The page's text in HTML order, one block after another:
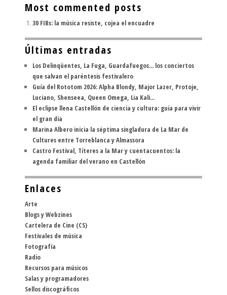
Most commented posts
30 FIBs: la música resiste, cojea el encuadre
Últimas entradas
Los Delinqüentes, La Fuga, Guardafuegos... los conciertos
que salvan el paréntesis festivalero
Guía del Rototom 2026: Alpha Blondy, Major Lazer, Protoje,
Luciano, Shenseea, Queen Omega, Lia Kali...
El eclipse llena Castellón de ciencia y cultura: guía para vivir
el gran día
Marina Albero inicia la séptima singladura de La Mar de
Cultures entre Torreblanca y Almassora
Castro Festival, Títeres a la Mar y cuentacuentos: la
agenda familiar del verano en Castellón
Enlaces
Arte
Blogs y Webzines
Cartelera de Cine (CS)
Festivales de música
Fotografía
Radio
Recursos para músicos
Salas y programadores
Sellos discográficos